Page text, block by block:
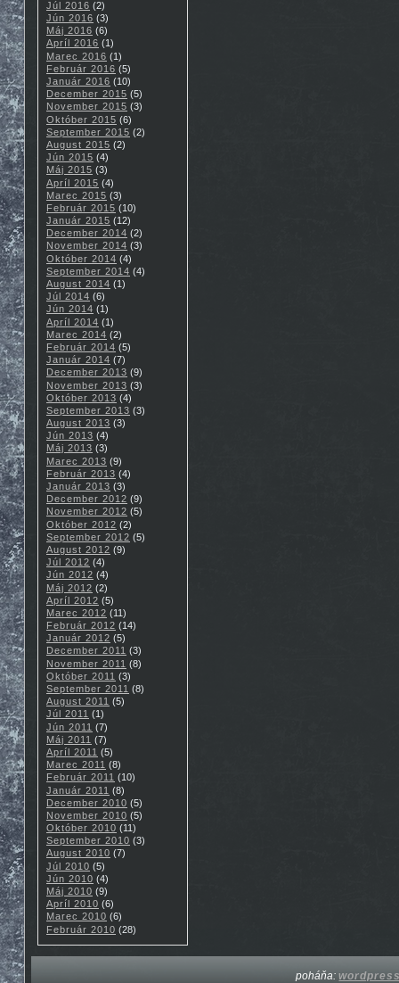
Júl 2016 (2)
Jún 2016 (3)
Máj 2016 (6)
Apríl 2016 (1)
Marec 2016 (1)
Február 2016 (5)
Január 2016 (10)
December 2015 (5)
November 2015 (3)
Október 2015 (6)
September 2015 (2)
August 2015 (2)
Jún 2015 (4)
Máj 2015 (3)
Apríl 2015 (4)
Marec 2015 (3)
Február 2015 (10)
Január 2015 (12)
December 2014 (2)
November 2014 (3)
Október 2014 (4)
September 2014 (4)
August 2014 (1)
Júl 2014 (6)
Jún 2014 (1)
Apríl 2014 (1)
Marec 2014 (2)
Február 2014 (5)
Január 2014 (7)
December 2013 (9)
November 2013 (3)
Október 2013 (4)
September 2013 (3)
August 2013 (3)
Jún 2013 (4)
Máj 2013 (3)
Marec 2013 (9)
Február 2013 (4)
Január 2013 (3)
December 2012 (9)
November 2012 (5)
Október 2012 (2)
September 2012 (5)
August 2012 (9)
Júl 2012 (4)
Jún 2012 (4)
Máj 2012 (2)
Apríl 2012 (5)
Marec 2012 (11)
Február 2012 (14)
Január 2012 (5)
December 2011 (3)
November 2011 (8)
Október 2011 (3)
September 2011 (8)
August 2011 (5)
Júl 2011 (1)
Jún 2011 (7)
Máj 2011 (7)
Apríl 2011 (5)
Marec 2011 (8)
Február 2011 (10)
Január 2011 (8)
December 2010 (5)
November 2010 (5)
Október 2010 (11)
September 2010 (3)
August 2010 (7)
Júl 2010 (5)
Jún 2010 (4)
Máj 2010 (9)
Apríl 2010 (6)
Marec 2010 (6)
Február 2010 (28)
poháňa: